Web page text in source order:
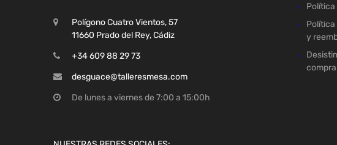
Polígono Cuatro Vientos, 57
11660 Prado del Rey, Cádiz
+34 609 88 29 73
desguace@talleresmesa.com
De lunes a viernes de 7:00 a 15:00h
y
compra